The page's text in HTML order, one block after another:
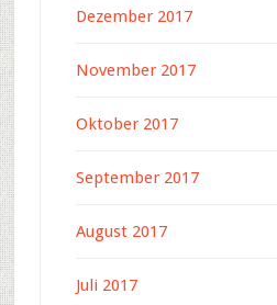
Dezember 2017
November 2017
Oktober 2017
September 2017
August 2017
Juli 2017